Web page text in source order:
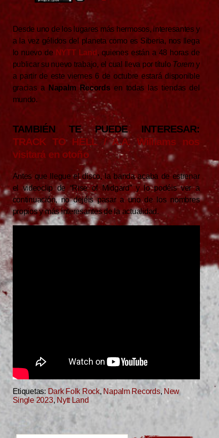
Desde uno de los lugares más hermosos, interesantes y
a la vez gélidos del planeta como es Siberia, nos llega
lo nuevo de NYTT Land , quienes están a 48 horas de
publicar su nuevo trabajo, el cual lleva por título Toremy
a partir de este viernes 6 de octubre estará disponible
gracias a Napalm Records en todas las tiendas del
mundo.
TAMBIÉN TE PUEDE INTERESAR:
TRACK TO HELL / A.A. Williams nos
visitará en otoño
Antes que llegue el disco, la banda acaba de estrenar
el videoclip de “Rise of Midgard” y lo podéis ver a
continuación, no dejéis pasar a uno de los nombres
propios y más interesantes de la actualidad.
Etiquetas: Dark Folk Rock, Napalm Records, New
Single 2023, Nytt Land